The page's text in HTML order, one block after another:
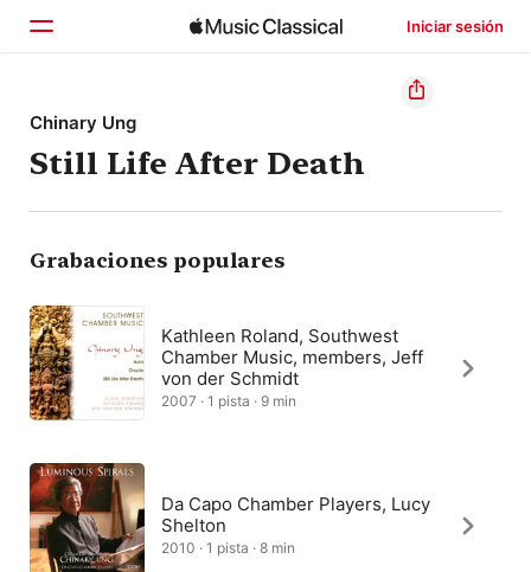
Iniciar sesión
Inicio
Explorar
Buscar
Chinary Ung
Still Life After Death
Grabaciones populares
Kathleen Roland, Southwest
Chamber Music, members, Jeff
von der Schmidt
2007 · 1 pista · 9 min
Da Capo Chamber Players, Lucy
Shelton
2010 · 1 pista · 8 min